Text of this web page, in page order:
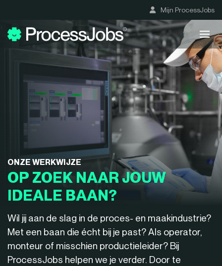
Mijn ProcessJobs
ONZE WERKWIJZE
OP ZOEK NAAR JOUW
IDEALE BAAN?
Wil jij aan de slag in de proces- en maakindustrie?
Met een baan die écht bij je past? Als operator,
monteur of misschien productieleider? Bij
ProcessJobs helpen we je verder. Door te